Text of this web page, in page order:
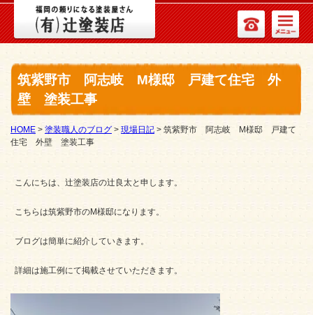
筑紫野市 阿志岐 M様邸 戸建て住宅 外
壁 塗装工事
HOME > 塗装職人のブログ > 現場日記 > 筑紫野市 阿志岐 M様邸 戸建て
住宅 外壁 塗装工事
こんにちは、辻塗装店の辻良太と申します。
こちらは筑紫野市のM様邸になります。
ブログは簡単に紹介していきます。
詳細は施工例にて掲載させていただきます。